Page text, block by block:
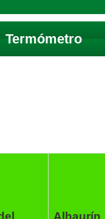
Termómetro
Alhaurín